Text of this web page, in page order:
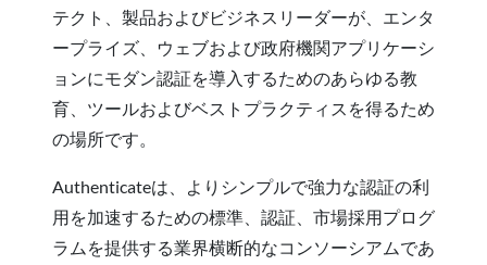
テクト、製品およびビジネスリーダーが、エンタ
ープライズ、ウェブおよび政府機関アプリケーシ
ョンにモダン認証を導入するためのあらゆる教
育、ツールおよびベストプラクティスを得るため
の場所です。
Authenticateは、よりシンプルで強力な認証の利
用を加速するための標準、認証、市場採用プログ
ラムを提供する業界横断的なコンソーシアムであ